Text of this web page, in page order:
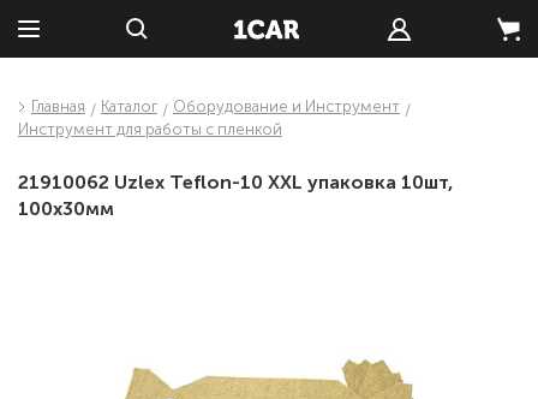
Главная Каталог
Оборудование и Инструмент
Инструмент для работы с пленкой
21910062 Uzlex Teflon-10 XXL упаковка 10шт,
100x30мм